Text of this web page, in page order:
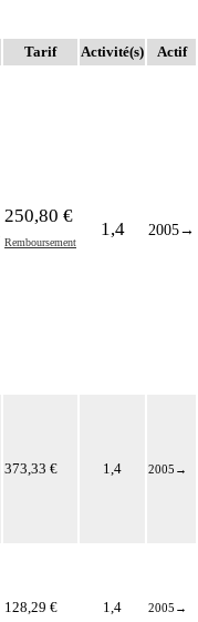
Tarif Activité(s) Actif
250,80 €
Remboursement
1,4 2005→
373,33 € 1,4 2005 →
128,29 € 1,4 2005 →